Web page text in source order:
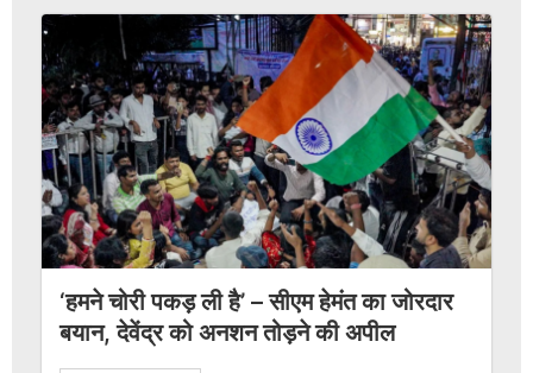
‘हमने चोरी पकड़ ली है’ – सीएम हेमंत का जोरदार
बयान, देवेंद्र को अनशन तोड़ने की अपील